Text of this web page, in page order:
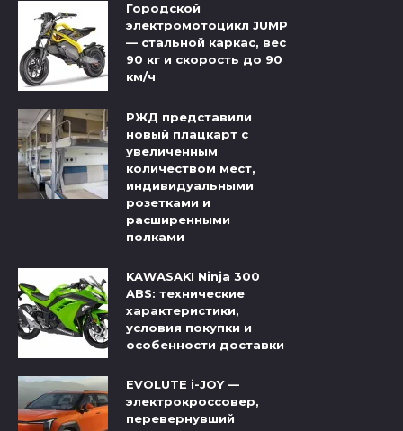
Городской
электромотоцикл JUMP
— стальной каркас, вес
90 кг и скорость до 90
км/ч
РЖД представили
новый плацкарт с
увеличенным
количеством мест,
индивидуальными
розетками и
расширенными
полками
KAWASAKI Ninja 300
ABS: технические
характеристики,
условия покупки и
особенности доставки
EVOLUTE i-JOY —
электрокроссовер,
перевернувший